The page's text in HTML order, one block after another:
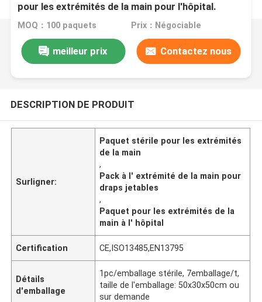
pour les extrémités de la main pour l'hôpital.
MOQ：100 paquets Prix：Négociable
meilleur prix Contactez nous
DESCRIPTION DE PRODUIT
Surligner:
Paquet stérile pour les extrémités
de la main
,
Pack à l' extrémité de la main pour
draps jetables
,
Paquet pour les extrémités de la
main à l' hôpital
Certification CE,ISO13485,EN13795
Détails
d'emballage
1pc/emballage stérile, 7emballage/t,
taille de l'emballage: 50x30x50cm ou
sur demande